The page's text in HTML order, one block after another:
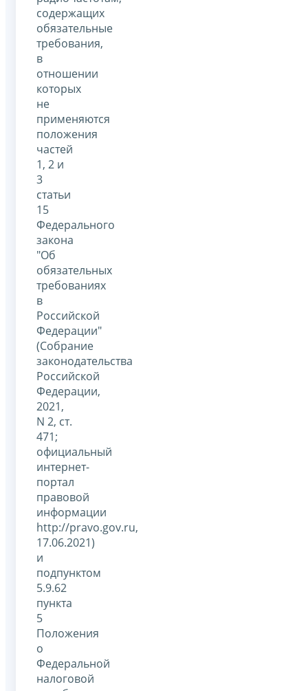
содержащих
обязательные
требования,
в
отношении
которых
не
применяются
положения
частей
1, 2 и
3
статьи
15
Федерального
закона
"Об
обязательных
требованиях
в
Российской
Федерации"
(Собрание
законодательства
Российской
Федерации,
2021,
N 2, ст.
471;
официальный
интернет-
портал
правовой
информации
http://pravo.gov.ru,
17.06.2021)
и
подпунктом
5.9.62
пункта
5
Положения
о
Федеральной
налоговой